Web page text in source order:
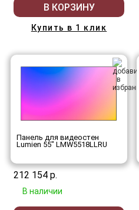
В КОРЗИНУ
Купить в 1 клик
Панель для видеостен
Lumien 55" LMW5518LLRU
212 154 р.
В наличии